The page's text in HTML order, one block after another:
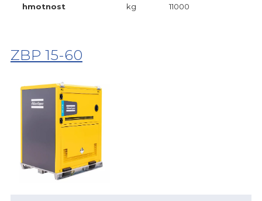
hmotnost kg 11000
ZBP 15-60